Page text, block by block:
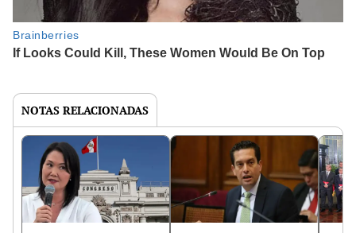
NOTAS RELACIONADAS